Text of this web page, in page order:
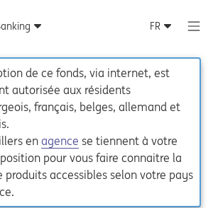
de ce fonds, via internet, est
autorisée aux résidents
français, belges, allemand et
en agence se tiennent à votre
pour vous faire connaitre la
produits accessibles selon votre pays